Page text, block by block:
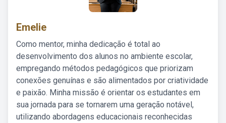
Emelie
Como mentor, minha dedicação é total ao
desenvolvimento dos alunos no ambiente escolar,
empregando métodos pedagógicos que priorizam
conexões genuínas e são alimentados por criatividade
e paixão. Minha missão é orientar os estudantes em
sua jornada para se tornarem uma geração notável,
utilizando abordagens educacionais reconhecidas